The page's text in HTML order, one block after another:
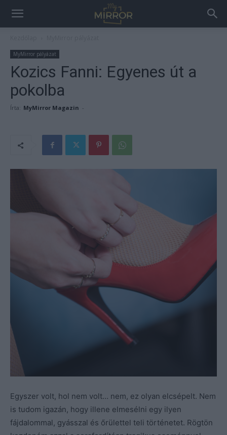
MyMirror pályázat
Kozics Fanni: Egyenes út a
pokolba
Írta: MyMirror Magazin -
Egyszer volt, hol nem volt… nem, ez olyan elcsépelt. Nem
is tudom igazán, hogy illene elmesélni egy ilyen
fájdalommal, gyásszal és őrülettel teli történetet. Rögtön